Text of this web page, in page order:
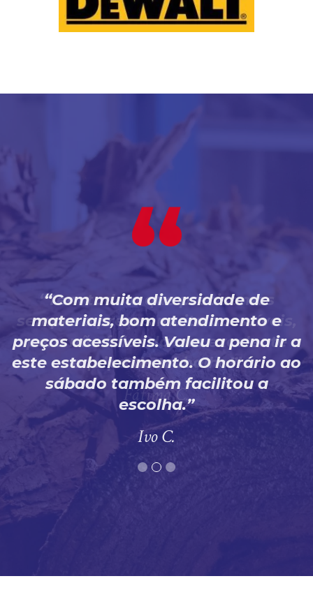
Com muita diversidade de
materiais, bom atendimento e
preços acessíveis. Valeu a pena ir a
este estabelecimento. O horário ao
sábado também facilitou a
escolha.
Ivo C.